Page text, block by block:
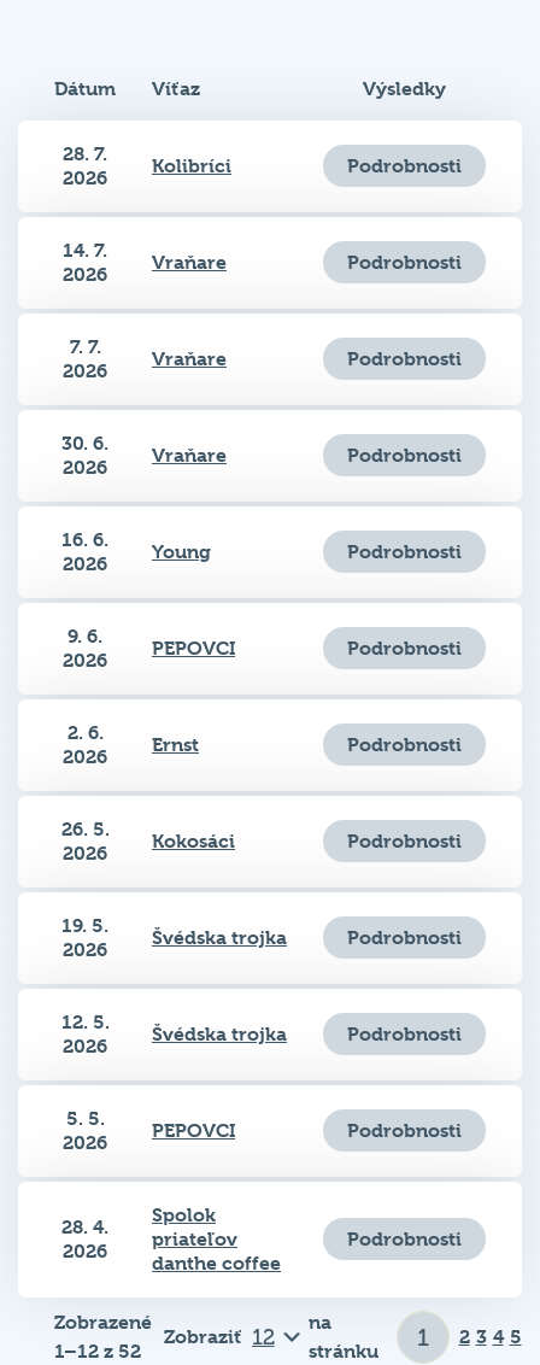
Dátum Víťaz Výsledky
28. 7.
2026
Kolibríci Podrobnosti
14. 7.
2026
Vraňare Podrobnosti
7. 7.
2026
Vraňare Podrobnosti
30. 6.
2026
Vraňare Podrobnosti
16. 6.
2026
Young Podrobnosti
9. 6.
2026
PEPOVCI Podrobnosti
2. 6.
2026
Ernst Podrobnosti
26. 5.
2026
Kokosáci Podrobnosti
19. 5.
2026
Švédska trojka Podrobnosti
12. 5.
2026
Švédska trojka Podrobnosti
5. 5.
2026
PEPOVCI Podrobnosti
28. 4.
2026
Spolok
priateľov
danthe coffee
Podrobnosti
Zobrazené
1–12 z 52
Zobraziť
na
stránku
2 3 4 5